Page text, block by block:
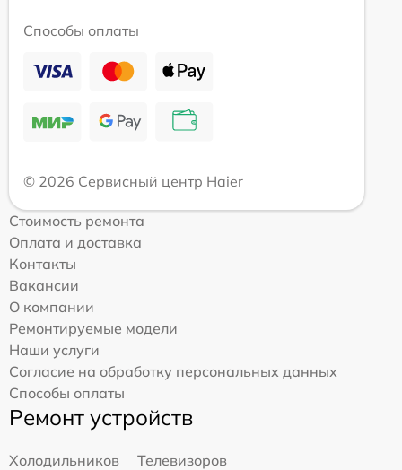
Способы оплаты
© 2026 Сервисный центр Haier
Стоимость ремонта
Оплата и доставка
Контакты
Вакансии
О компании
Ремонтируемые модели
Наши услуги
Согласие на обработку персональных данных
Способы оплаты
Ремонт устройств
Холодильников
Телевизоров